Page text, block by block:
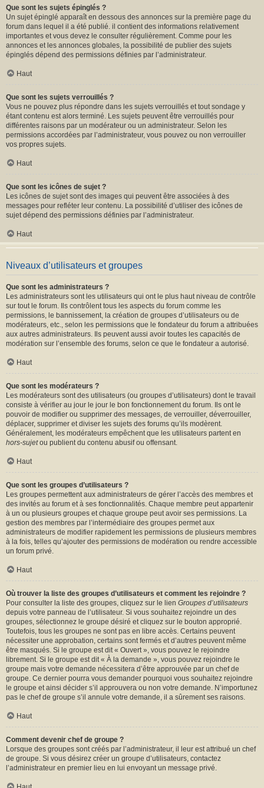
Que sont les sujets épinglés ?
Un sujet épinglé apparaît en dessous des annonces sur la première page du
forum dans lequel il a été publié. il contient des informations relativement
importantes et vous devez le consulter régulièrement. Comme pour les
annonces et les annonces globales, la possibilité de publier des sujets
épinglés dépend des permissions définies par l’administrateur.
Haut
Que sont les sujets verrouillés ?
Vous ne pouvez plus répondre dans les sujets verrouillés et tout sondage y
étant contenu est alors terminé. Les sujets peuvent être verrouillés pour
différentes raisons par un modérateur ou un administrateur. Selon les
permissions accordées par l’administrateur, vous pouvez ou non verrouiller
vos propres sujets.
Haut
Que sont les icônes de sujet ?
Les icônes de sujet sont des images qui peuvent être associées à des
messages pour refléter leur contenu. La possibilité d’utiliser des icônes de
sujet dépend des permissions définies par l’administrateur.
Haut
Niveaux d’utilisateurs et groupes
Que sont les administrateurs ?
Les administrateurs sont les utilisateurs qui ont le plus haut niveau de contrôle
sur tout le forum. Ils contrôlent tous les aspects du forum comme les
permissions, le bannissement, la création de groupes d’utilisateurs ou de
modérateurs, etc., selon les permissions que le fondateur du forum a attribuées
aux autres administrateurs. Ils peuvent aussi avoir toutes les capacités de
modération sur l’ensemble des forums, selon ce que le fondateur a autorisé.
Haut
Que sont les modérateurs ?
Les modérateurs sont des utilisateurs (ou groupes d’utilisateurs) dont le travail
consiste à vérifier au jour le jour le bon fonctionnement du forum. Ils ont le
pouvoir de modifier ou supprimer des messages, de verrouiller, déverrouiller,
déplacer, supprimer et diviser les sujets des forums qu’ils modèrent.
Généralement, les modérateurs empêchent que les utilisateurs partent en
hors-sujetou publient du contenu abusif ou offensant.
Haut
Que sont les groupes d’utilisateurs ?
Les groupes permettent aux administrateurs de gérer l’accès des membres et
des invités au forum et à ses fonctionnalités. Chaque membre peut appartenir
à un ou plusieurs groupes et chaque groupe peut avoir ses permissions. La
gestion des membres par l’intermédiaire des groupes permet aux
administrateurs de modifier rapidement les permissions de plusieurs membres
à la fois, telles qu’ajouter des permissions de modération ou rendre accessible
un forum privé.
Haut
Où trouver la liste des groupes d’utilisateurs et comment les rejoindre ?
Pour consulter la liste des groupes, cliquez sur le lien Groupes d’utilisateurs
depuis votre panneau de l’utilisateur. Si vous souhaitez rejoindre un des
groupes, sélectionnez le groupe désiré et cliquez sur le bouton approprié.
Toutefois, tous les groupes ne sont pas en libre accès. Certains peuvent
nécessiter une approbation, certains sont fermés et d’autres peuvent même
être masqués. Si le groupe est dit « Ouvert », vous pouvez le rejoindre
librement. Si le groupe est dit « À la demande », vous pouvez rejoindre le
groupe mais votre demande nécessitera d’être approuvée par un chef de
groupe. Ce dernier pourra vous demander pourquoi vous souhaitez rejoindre
le groupe et ainsi décider s’il approuvera ou non votre demande. N’importunez
pas le chef de groupe s’il annule votre demande, il a sûrement ses raisons.
Haut
Comment devenir chef de groupe ?
Lorsque des groupes sont créés par l’administrateur, il leur est attribué un chef
de groupe. Si vous désirez créer un groupe d’utilisateurs, contactez
l’administrateur en premier lieu en lui envoyant un message privé.